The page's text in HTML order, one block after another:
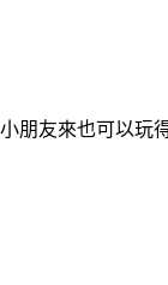
小朋友來也可以玩